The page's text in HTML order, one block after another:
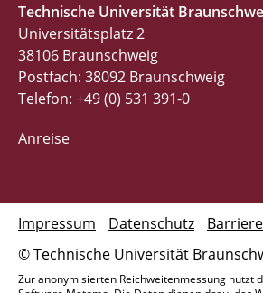
Technische Universität
Universitätsplatz 2
38106 Braunschweig
Postfach: 38092 Braunschweig
Telefon: +49 (0) 531 391-0
Anreise
© Technische Universität
Impressum Datenschutz
Zur anonymisierten Reichweitenmessung nutzt